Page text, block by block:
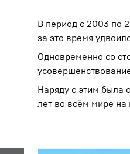
В период с 2003 по
за это время
Одновременно со
Наряду с этим была
лет во всём мире на